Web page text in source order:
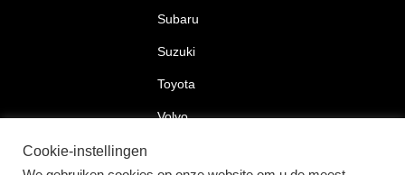
Subaru
Suzuki
Toyota
Volvo
Cookie-instellingen